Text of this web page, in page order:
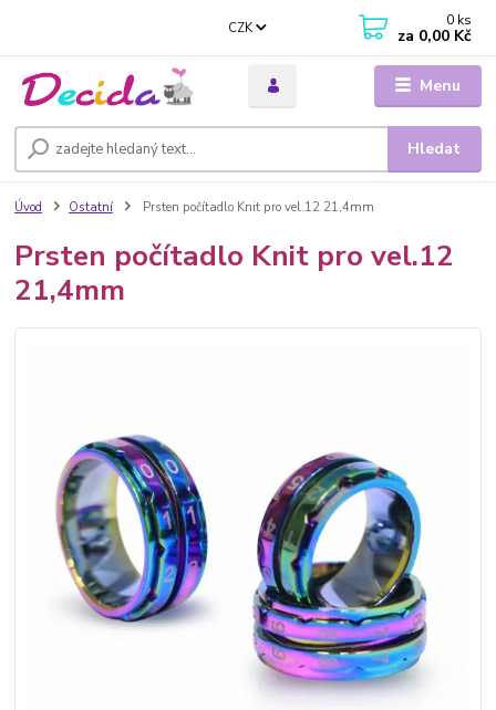
Menu
CZK
Hledat
0 ks
za 0,00 Kč
Úvod Ostatní Prsten počítadlo Knit pro vel.12 21,4mm
Prsten počítadlo Knit pro vel.12
21,4mm